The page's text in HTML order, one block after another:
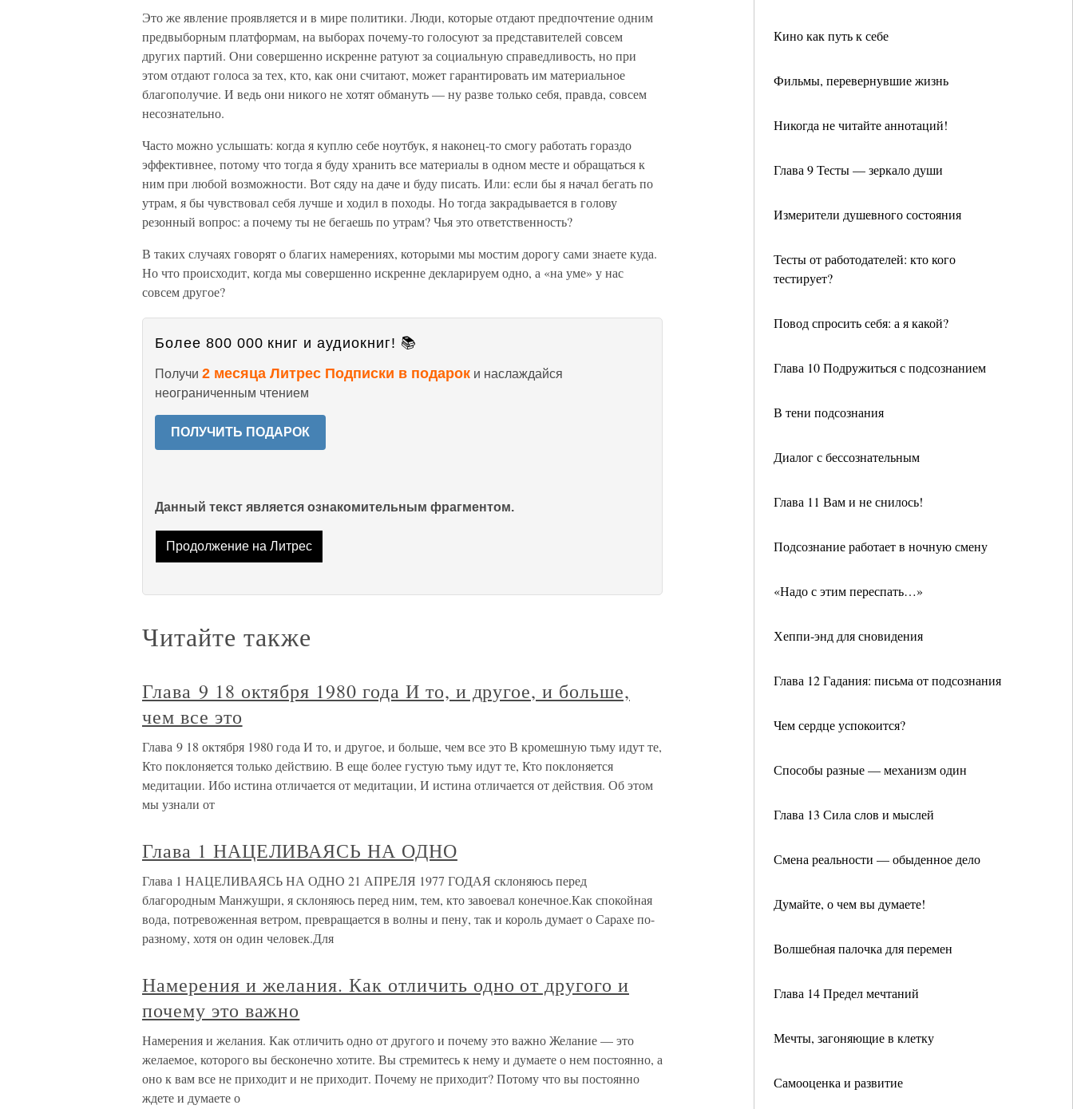
Кино как путь к себе
Фильмы, перевернувшие жизнь
Никогда не читайте аннотаций!
Глава 9 Тесты — зеркало души
Измерители душевного состояния
Тесты от работодателей: кто кого
тестирует?
Повод спросить себя: а я какой?
Глава 10 Подружиться с подсознанием
В тени подсознания
Диалог с бессознательным
Глава 11 Вам и не снилось!
Подсознание работает в ночную смену
«Надо с этим переспать…»
Хеппи-энд для сновидения
Глава 12 Гадания: письма от подсознания
Чем сердце успокоится?
Способы разные — механизм один
Глава 13 Сила слов и мыслей
Смена реальности — обыденное дело
Думайте, о чем вы думаете!
Волшебная палочка для перемен
Глава 14 Предел мечтаний
Мечты, загоняющие в клетку
Самооценка и развитие
Это же явление проявляется и в мире политики. Люди, которые отдают предпочтение одним
предвыборным платформам, на выборах почему-то голосуют за представителей совсем
других партий. Они совершенно искренне ратуют за социальную справедливость, но при
этом отдают голоса за тех, кто, как они считают, может гарантировать им материальное
благополучие. И ведь они никого не хотят обмануть — ну разве только себя, правда, совсем
несознательно.
Часто можно услышать: когда я куплю себе ноутбук, я наконец-то смогу работать гораздо
эффективнее, потому что тогда я буду хранить все материалы в одном месте и обращаться к
ним при любой возможности. Вот сяду на даче и буду писать. Или: если бы я начал бегать по
утрам, я бы чувствовал себя лучше и ходил в походы. Но тогда закрадывается в голову
резонный вопрос: а почему ты не бегаешь по утрам? Чья это ответственность?
В таких случаях говорят о благих намерениях, которыми мы мостим дорогу сами знаете куда.
Но что происходит, когда мы совершенно искренне декларируем одно, а «на уме» у нас
совсем другое?
Более 800 000 книг и аудиокниг! 📚
Получи 2 месяца Литрес Подписки в подарок и наслаждайся
неограниченным чтением
ПОЛУЧИТЬ ПОДАРОК
Данный текст является ознакомительным фрагментом.
Продолжение на Литрес
Читайте также
Глава 9 18 октября 1980 года И то, и другое, и больше,
чем все это
Глава 9 18 октября 1980 года И то, и другое, и больше, чем все это В кромешную тьму идут те,
Кто поклоняется только действию. В еще более густую тьму идут те, Кто поклоняется
медитации. Ибо истина отличается от медитации, И истина отличается от действия. Об этом
мы узнали от
Глава 1 НАЦЕЛИВАЯСЬ НА ОДНО
Глава 1 НАЦЕЛИВАЯСЬ НА ОДНО 21 АПРЕЛЯ 1977 ГОДАЯ склоняюсь перед
благородным Манжушри, я склоняюсь перед ним, тем, кто завоевал конечное.Как спокойная
вода, потревоженная ветром, превращается в волны и пену, так и король думает о Сарахе по-
разному, хотя он один человек.Для
Намерения и желания. Как отличить одно от другого и
почему это важно
Намерения и желания. Как отличить одно от другого и почему это важно Желание — это
желаемое, которого вы бесконечно хотите. Вы стремитесь к нему и думаете о нем постоянно, а
оно к вам все не приходит и не приходит. Почему не приходит? Потому что вы постоянно
ждете и думаете о